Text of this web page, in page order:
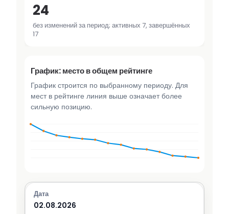
24
без изменений за период; активных 7, завершённых
17
График: место в общем рейтинге
График строится по выбранному периоду. Для
мест в рейтинге линия выше означает более
сильную позицию.
02.08.2026